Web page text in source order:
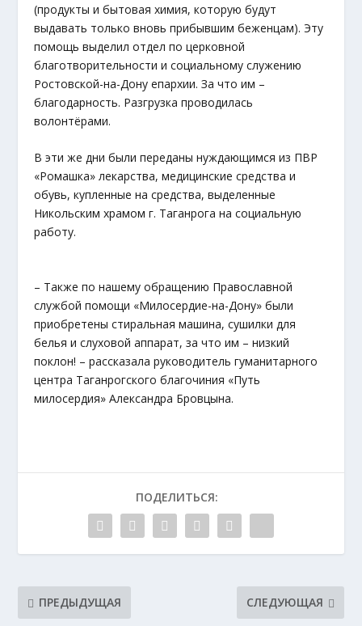
(продукты и бытовая химия, которую будут
выдавать только вновь прибывшим беженцам). Эту
помощь выделил отдел по церковной
благотворительности и социальному служению
Ростовской-на-Дону епархии. За что им –
благодарность. Разгрузка проводилась
волонтёрами.
В эти же дни были переданы нуждающимся из ПВР
«Ромашка» лекарства, медицинские средства и
обувь, купленные на средства, выделенные
Никольским храмом г. Таганрога на социальную
работу.
– Также по нашему обращению Православной
службой помощи «Милосердие-на-Дону» были
приобретены стиральная машина, сушилки для
белья и слуховой аппарат, за что им – низкий
поклон! – рассказала руководитель гуманитарного
центра Таганрогского благочиния «Путь
милосердия» Александра Бровцына.
ПОДЕЛИТЬСЯ:
ПРЕДЫДУЩАЯ СЛЕДУЮЩАЯ